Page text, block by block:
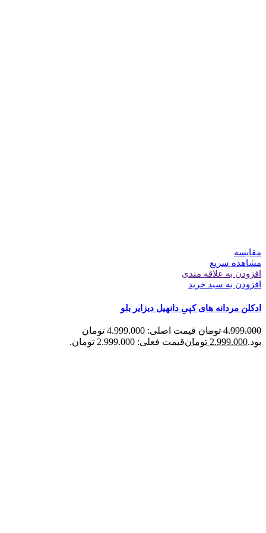
مقایسه
مشاهده سریع
افزودن به علاقه مندی
افزودن به سبد خرید
ادکلن مردانه های کپیِ دانهیل دیزایر بلو
4.999.000 تومان
قیمت اصلی: 4.999.000 تومان
بود.2.999.000 تومانقیمت فعلی: 2.999.000 تومان.